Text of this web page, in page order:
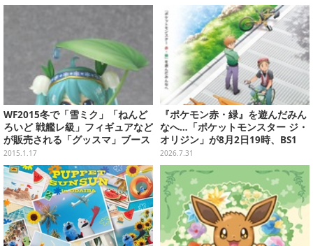
WF2015冬で「雪ミク」「ねんど
ろいど 戦艦レ級」フィギュアなど
が販売される「グッスマ」ブース
情報が公開
2015.1.17
『ポケモン赤・緑』を遊んだみん
なへ…「ポケットモンスター ジ・
オリジン」が8月2日19時、BS1
2・日曜アニメ劇場で放送！
2026.7.31